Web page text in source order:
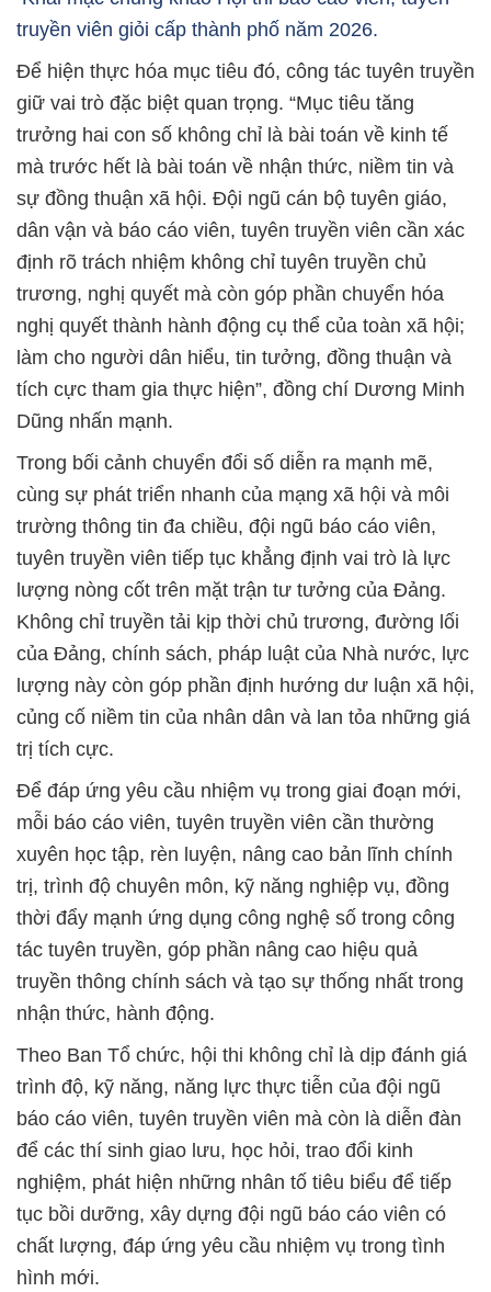
truyền viên giỏi cấp thành phố năm 2026.
Để hiện thực hóa mục tiêu đó, công tác tuyên truyền
giữ vai trò đặc biệt quan trọng. “Mục tiêu tăng
trưởng hai con số không chỉ là bài toán về kinh tế
mà trước hết là bài toán về nhận thức, niềm tin và
sự đồng thuận xã hội. Đội ngũ cán bộ tuyên giáo,
dân vận và báo cáo viên, tuyên truyền viên cần xác
định rõ trách nhiệm không chỉ tuyên truyền chủ
trương, nghị quyết mà còn góp phần chuyển hóa
nghị quyết thành hành động cụ thể của toàn xã hội;
làm cho người dân hiểu, tin tưởng, đồng thuận và
tích cực tham gia thực hiện”, đồng chí Dương Minh
Dũng nhấn mạnh.
Trong bối cảnh chuyển đổi số diễn ra mạnh mẽ,
cùng sự phát triển nhanh của mạng xã hội và môi
trường thông tin đa chiều, đội ngũ báo cáo viên,
tuyên truyền viên tiếp tục khẳng định vai trò là lực
lượng nòng cốt trên mặt trận tư tưởng của Đảng.
Không chỉ truyền tải kịp thời chủ trương, đường lối
của Đảng, chính sách, pháp luật của Nhà nước, lực
lượng này còn góp phần định hướng dư luận xã hội,
củng cố niềm tin của nhân dân và lan tỏa những giá
trị tích cực.
Để đáp ứng yêu cầu nhiệm vụ trong giai đoạn mới,
mỗi báo cáo viên, tuyên truyền viên cần thường
xuyên học tập, rèn luyện, nâng cao bản lĩnh chính
trị, trình độ chuyên môn, kỹ năng nghiệp vụ, đồng
thời đẩy mạnh ứng dụng công nghệ số trong công
tác tuyên truyền, góp phần nâng cao hiệu quả
truyền thông chính sách và tạo sự thống nhất trong
nhận thức, hành động.
Theo Ban Tổ chức, hội thi không chỉ là dịp đánh giá
trình độ, kỹ năng, năng lực thực tiễn của đội ngũ
báo cáo viên, tuyên truyền viên mà còn là diễn đàn
để các thí sinh giao lưu, học hỏi, trao đổi kinh
nghiệm, phát hiện những nhân tố tiêu biểu để tiếp
tục bồi dưỡng, xây dựng đội ngũ báo cáo viên có
chất lượng, đáp ứng yêu cầu nhiệm vụ trong tình
hình mới.